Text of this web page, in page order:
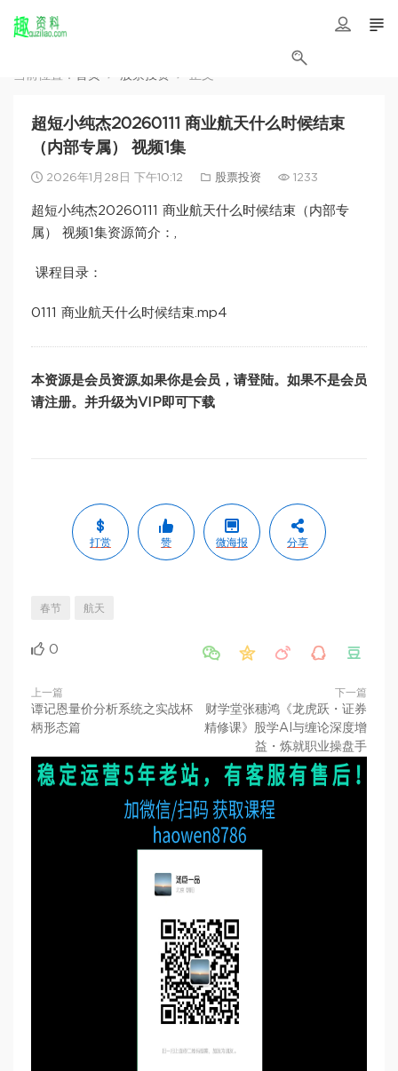
当前位置： 首页 股票投资 正文
超短小纯杰20260111 商业航天什么时候结束
（内部专属） 视频1集
2026年1月28日 下午10:12 股票投资 1233
超短小纯杰20260111 商业航天什么时候结束（内部专
属） 视频1集资源简介：,
课程目录：
0111 商业航天什么时候结束.mp4
本资源是会员资源,如果你是会员，请登陆。如果不是会员
请注册。并升级为VIP即可下载
打赏 赞 微海报 分享
春节 航天
0     
上一篇
谭记恩量价分析系统之实战杯
柄形态篇
下一篇
财学堂张穗鸿《龙虎跃・证券
精修课》股学AI与缠论深度增
益・炼就职业操盘手